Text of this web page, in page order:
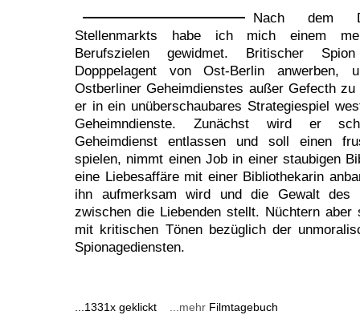
Nach dem
Stellenmarkts habe ich mich einem
Berufszielen gewidmet. Britischer
Dopppelagent von Ost-Berlin
Ostberliner Geheimdienstes außer Gefecth
er in ein unüberschaubares Strategiespiel
Geheimndienste. Zunächst wird er
Geheimdienst entlassen und soll einen
spielen, nimmt einen Job in einer staubigen
eine Liebesaffäre mit einer Bibliothekarin
ihn aufmerksam wird und die Gewalt des
zwischen die Liebenden stellt. Nüchtern aber
mit kritischen Tönen bezüglich der
Spionagediensten.
...1331x geklickt ...mehr Filmtagebuch